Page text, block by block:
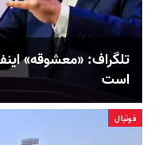
تلگراف: «معشوقه»
است
فوتبال